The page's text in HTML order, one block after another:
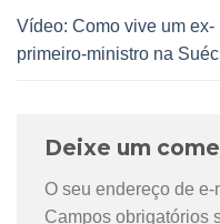
Vídeo: Como vive um ex-
primeiro-ministro na
Deixe um
O seu endereço de
Campos obrigatórios